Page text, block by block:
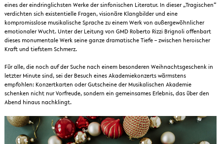
eines der eindringlichsten Werke der sinfonischen Literatur. In dieser „Tragischen“
verdichten sich existentielle Fragen, visionäre Klangbilder und eine
kompromisslose musikalische Sprache zu einem Werk von außergewöhnlicher
emotionaler Wucht. Unter der Leitung von GMD Roberto Rizzi Brignoli offenbart
dieses monumentale Werk seine ganze dramatische Tiefe – zwischen heroischer
Kraft und tiefstem Schmerz.
Für alle, die noch auf der Suche nach einem besonderen Weihnachtsgeschenk in
letzter Minute sind, sei der Besuch eines Akademiekonzerts wärmstens
empfohlen: Konzertkarten oder Gutscheine der Musikalischen Akademie
schenken nicht nur Vorfreude, sondern ein gemeinsames Erlebnis, das über den
Abend hinaus nachklingt.